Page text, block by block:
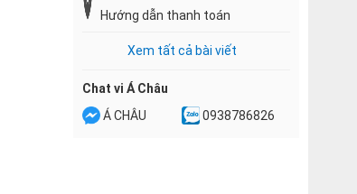
Hướng dẫn thanh toán
Xem tất cả bài viết
Chat vi Á Châu
Á CHÂU
0938786826